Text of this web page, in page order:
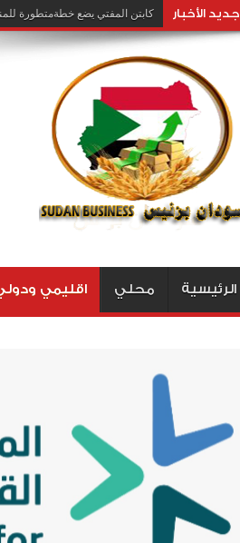
جديد اﻷخبار كابتن المفتي يضع خطةمتطورة
الرئيسية محلي اقليمي